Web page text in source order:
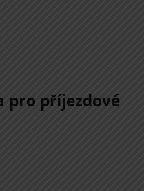
pro příjezdové